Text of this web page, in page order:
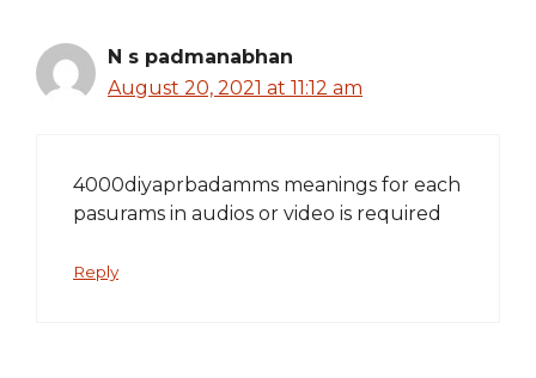
N s padmanabhan
August 20, 2021 at 11:12 am
4000diyaprbadamms meanings for each
pasurams in audios or video is required
Reply